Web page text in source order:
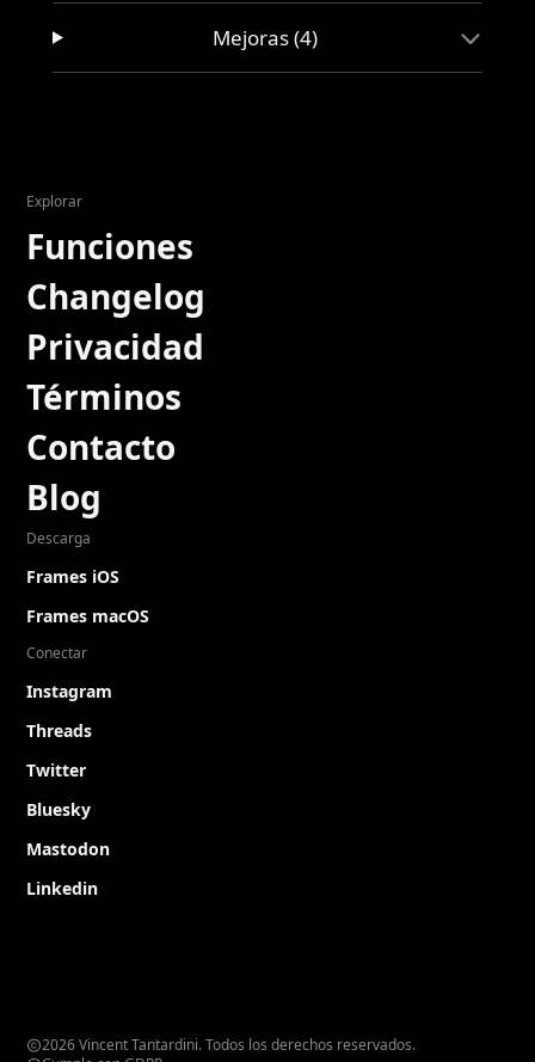
Mejoras (4)
Explorar
Funciones
Changelog
Privacidad
Términos
Contacto
Blog
Descarga
Frames iOS
Frames macOS
Conectar
Instagram
Threads
Twitter
Bluesky
Mastodon
Linkedin
2026 Vincent Tantardini. Todos los derechos reservados.